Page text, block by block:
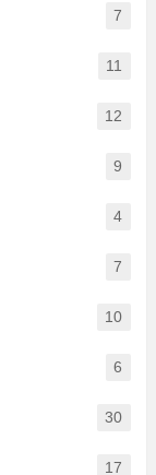
7
11
12
9
4
7
10
6
30
17